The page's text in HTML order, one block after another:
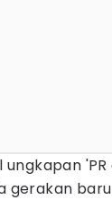
ungkapan
gerakan